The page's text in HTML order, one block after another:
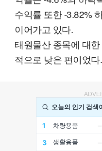
수익률 또한 -3.82%
이어가고 있다.
태원물산 종목에 대
적으로 낮은 편이었다.